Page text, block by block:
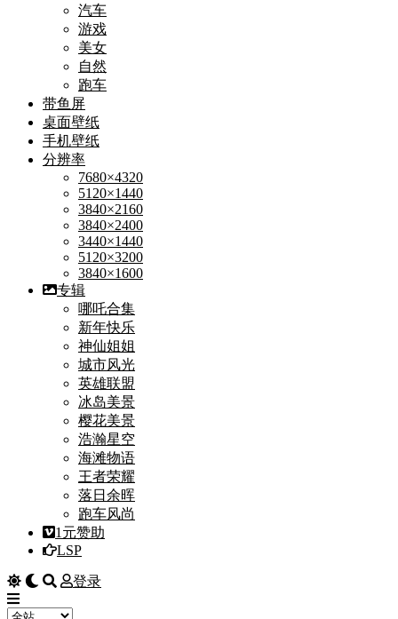
汽车
游戏
美女
自然
跑车
带鱼屏
桌面壁纸
手机壁纸
分辨率
7680×4320
5120×1440
3840×2160
3840×2400
3440×1440
5120×3200
3840×1600
专辑
哪吒合集
新年快乐
神仙姐姐
城市风光
英雄联盟
冰岛美景
樱花美景
浩瀚星空
海滩物语
王者荣耀
落日余晖
跑车风尚
1元赞助
LSP
登录